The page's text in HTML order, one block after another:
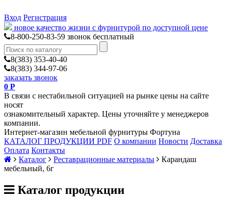
Вход Регистрация
новое качество жизни с фурнитурой по доступной цене
8-800-250-83-59 звонок бесплатный
8(383) 353-40-40
8(383) 344-97-06
заказать звонок
0 Р
В связи с нестабильной ситуацией на рынке цены на сайте
носят
ознакомительный характер. Цены уточняйте у менеджеров
компании.
Интернет-магазин мебельной фурнитуры Фортуна
КАТАЛОГ ПРОДУКЦИИ PDF О компании Новости Доставка
Оплата Контакты
Каталог
Реставрационные материалы
Карандаш
мебельный, 6г
Каталог продукции